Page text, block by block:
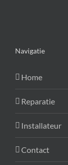
Navigatie
Home
Reparatie
Installateur
Contact